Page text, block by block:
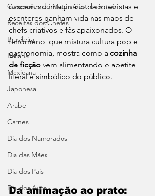
Campeões do Match Gastronômico
Receitas dos Chefes
Brasileira
Italiana
Mexicana
Japonesa
Arabe
Carnes
Dia dos Namorados
Dia das Mães
Dia dos Pais
Dia dos Avós
nascem no imaginário de roteiristas e
escritores ganham vida nas mãos de
chefs criativos e fãs apaixonados. O
fenômeno, que mistura cultura pop e
gastronomia, mostra como a cozinha
de ficção vem alimentando o apetite
literal e simbólico do público.
Da animação ao prato: